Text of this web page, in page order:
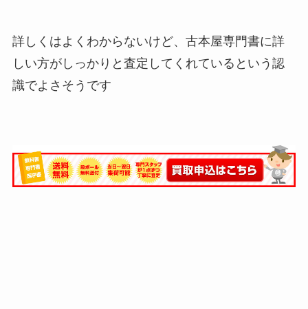
詳しくはよくわからないけど、古本屋専門書に詳
しい方がしっかりと査定してくれているという認
識でよさそうです